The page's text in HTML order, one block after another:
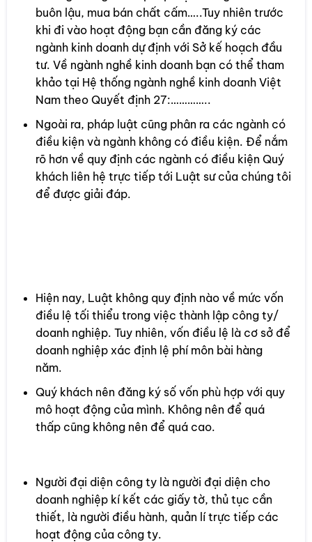
buôn lậu, mua bán chất cấm…..Tuy nhiên trước
khi đi vào hoạt động bạn cần đăng ký các
ngành kinh doanh dự định với Sở kế hoạch đầu
tư. Về ngành nghề kinh doanh bạn có thể tham
khảo tại Hệ thống ngành nghề kinh doanh Việt
Nam theo Quyết định 27:…………..
Ngoài ra, pháp luật cũng phân ra các ngành có
điều kiện và ngành không có điều kiện. Để nắm
rõ hơn về quy định các ngành có điều kiện Quý
khách liên hệ trực tiếp tới Luật sư của chúng tôi
để được giải đáp.
Hiện nay, Luật không quy định nào về mức vốn
điều lệ tối thiểu trong việc thành lập công ty/
doanh nghiệp. Tuy nhiên, vốn điều lệ là cơ sở để
doanh nghiệp xác định lệ phí môn bài hàng
năm.
Quý khách nên đăng ký số vốn phù hợp với quy
mô hoạt động của mình. Không nên để quá
thấp cũng không nên để quá cao.
Người đại diện công ty là người đại diện cho
doanh nghiệp kí kết các giấy tờ, thủ tục cần
thiết, là người điều hành, quản lí trực tiếp các
hoạt động của công ty.